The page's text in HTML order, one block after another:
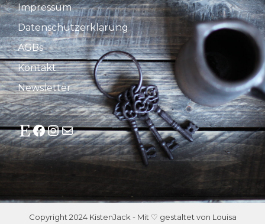
Impressum
Datenschutzerklärung
AGBs
Kontakt
Newsletter
EtsyFacebook
Instagram
E-Mail
Copyright 2024 KistenJack - Mit ♡ gestaltet von Louisa